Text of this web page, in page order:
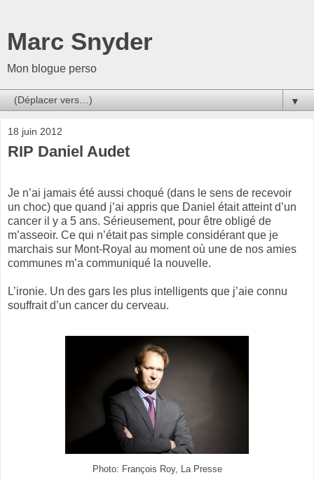
Marc Snyder
Mon blogue perso
▼
18 juin 2012
RIP Daniel Audet
Je n’ai jamais été aussi choqué (dans le sens de recevoir
un choc) que quand j’ai appris que Daniel était atteint d’un
cancer il y a 5 ans. Sérieusement, pour être obligé de
m’asseoir. Ce qui n’était pas simple considérant que je
marchais sur Mont-Royal au moment où une de nos amies
communes m’a communiqué la nouvelle.
L’ironie. Un des gars les plus intelligents que j’aie connu
souffrait d’un cancer du cerveau.
Photo: François Roy, La Presse